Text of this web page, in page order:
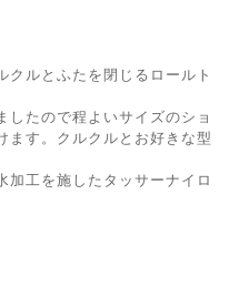
クルとふたを閉じるロールト
したので程よいサイズのショ
ます。クルクルとお好きな型
加工を施したタッサーナイロ